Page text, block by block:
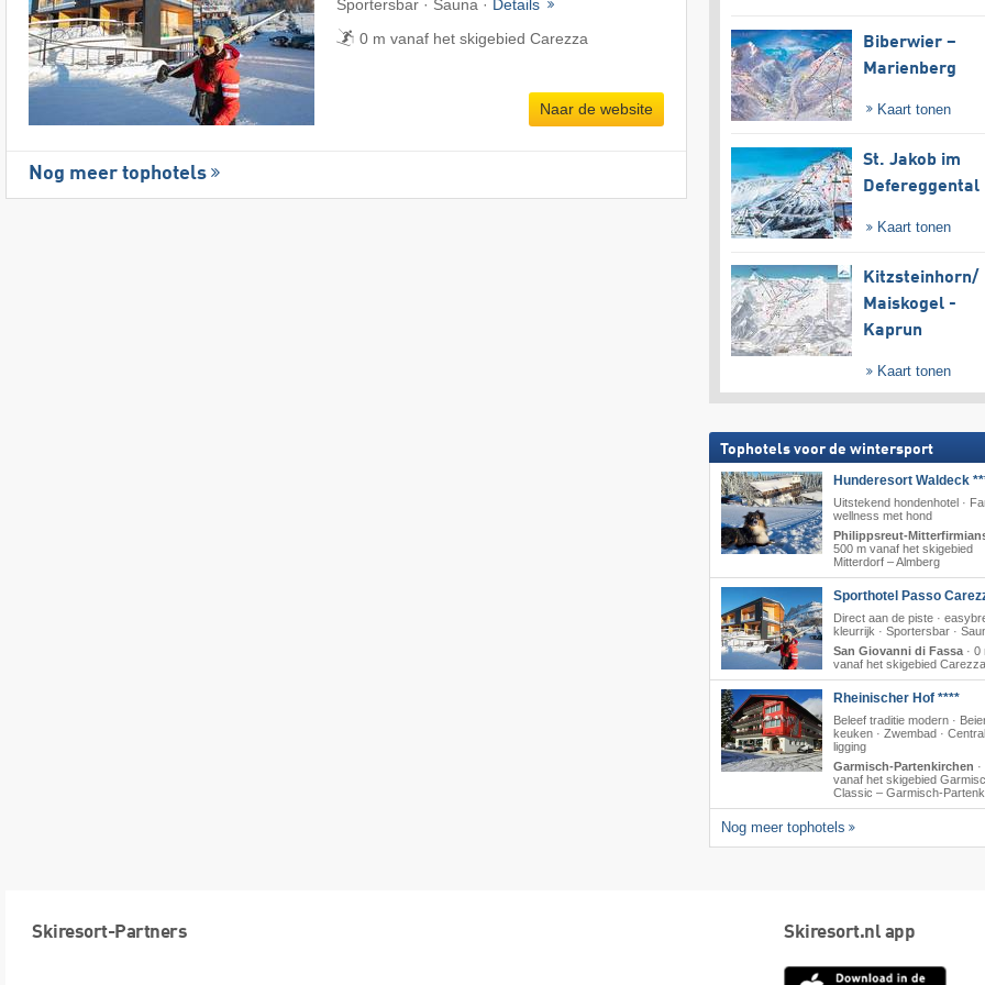
Sportersbar · Sauna ·
Details
0 m vanaf het skigebied Carezza
Naar de website
Nog meer tophotels
Biberwier –
Marienberg
Kaart tonen
St. Jakob im
Defereggental
Kaart tonen
Kitzsteinhorn/​
Maiskogel -
Kaprun
Kaart tonen
Tophotels voor de wintersport
Hunderesort Waldeck
Uitstekend hondenhotel ·
wellness met hond
Philippsreut-
500 m vanaf het skigebied
Mitterdorf – Almberg
Sporthotel Passo
Direct aan de piste ·
kleurrijk · Sportersbar ·
San Giovanni di Fassa· 0
vanaf het skigebied Carezza
Rheinischer Hof ****
Beleef traditie modern ·
keuken · Zwembad ·
ligging
Garmisch-Partenkirchen ·
vanaf het skigebied
Classic – Garmisch-
Nog meer tophotels
Skiresort-Partners Skiresort.nl app
App